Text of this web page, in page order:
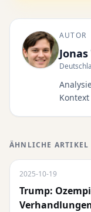
AUTOR
ÄHNLICHE ARTIKEL
2025-10-19
Trump: